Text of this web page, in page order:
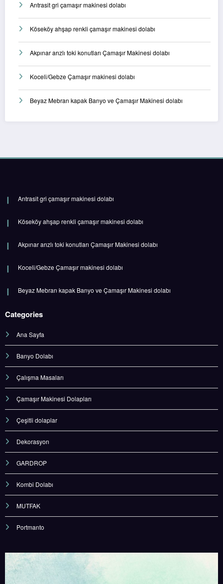
Antrasit gri çamaşır makinesi dolabı
Köseköy ahşap renkli çamaşır makinesi dolabı
Akpınar arızlı toki konutları Çamaşır Makinesi dolabı
Koceli/Gebze Çamaşır makinesi dolabı
Beyaz Mebran kapak Banyo ve Çamaşır Makinesi dolabı
Antrasit gri çamaşır makinesi dolabı
Köseköy ahşap renkli çamaşır makinesi dolabı
Akpınar arızlı toki konutları Çamaşır Makinesi dolabı
Koceli/Gebze Çamaşır makinesi dolabı
Beyaz Mebran kapak Banyo ve Çamaşır Makinesi dolabı
Categories
Ana Sayfa
Banyo Dolabı
Çalışma Masaları
Çamaşır Makinesi Dolapları
Çeşitli dolaplar
Dekorasyon
GARDROP
Kombi Dolabı
MUTFAK
Portmanto